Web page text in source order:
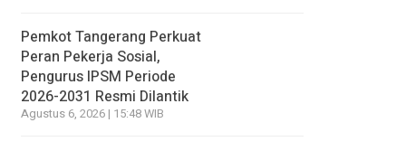
Pemkot Tangerang Perkuat
Peran Pekerja Sosial,
Pengurus IPSM Periode
2026-2031 Resmi Dilantik
Agustus 6, 2026 | 15:48 WIB